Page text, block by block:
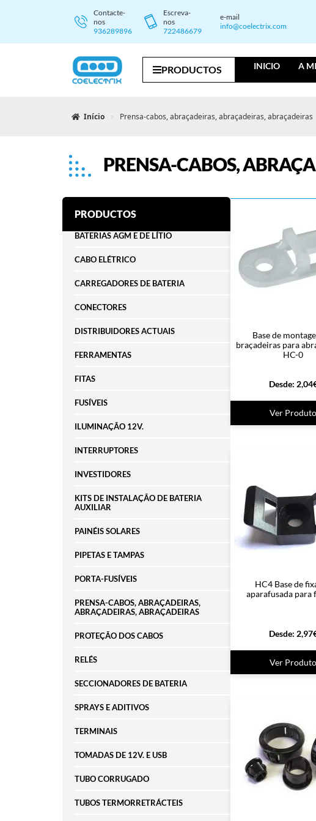
Contacte-
nos
936289896
Escreva-
nos
722486679
e-mail
info@coelectrix.com
PRODUCTOS INICIO A
Início Prensa-cabos, abraçadeiras, abraçadeiras, abraçadeiras
PRENSA-CABOS,
PRODUCTOS
BATERIAS AGM E DE LÍTIO
CABO ELÉTRICO
CARREGADORES DE BATERIA
CONECTORES
DISTRIBUIDORES ACTUAIS
FERRAMENTAS
FITAS
FUSÍVEIS
ILUMINAÇÃO 12V.
INTERRUPTORES
INVESTIDORES
KITS DE INSTALAÇÃO DE BATERIA
AUXILIAR
PAINÉIS SOLARES
PIPETAS E TAMPAS
PORTA-FUSÍVEIS
PRENSA-CABOS, ABRAÇADEIRAS,
ABRAÇADEIRAS, ABRAÇADEIRAS
PROTEÇÃO DOS CABOS
RELÉS
SECCIONADORES DE BATERIA
SPRAYS E ADITIVOS
TERMINAIS
TOMADAS DE 12V. E USB
TUBO CORRUGADO
TUBOS TERMORRETRÁCTEIS
Base de
braçadeiras para
HC-0
Desde: 2,04
Ver Produto
HC4 Base de
aparafusada para
Desde: 2,97
Ver Produto